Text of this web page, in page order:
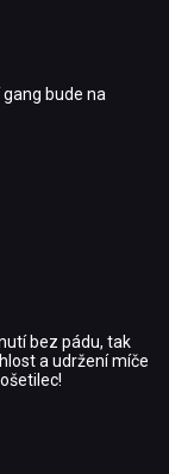
bude na
bez pádu, tak
a udržení míče